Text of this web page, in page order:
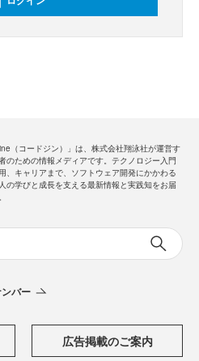
（コードジン）」は、株式会社翔泳社が運営す
のための情報メディアです。テクノロジー入門
、キャリアまで、ソフトウェア開発にかかわる
の学びと成長を支える最新情報と実践知をお届
バー
広告掲載のご案内